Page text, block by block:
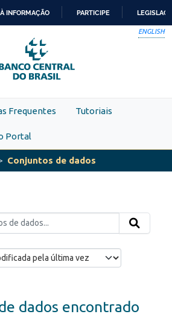
PARA
O
CONTEÚDO
INFORMAÇÃO PARTICIPE
ENGLISH
Frequentes Tutoriais
Portal
Conjuntos de dados
dados encontrado